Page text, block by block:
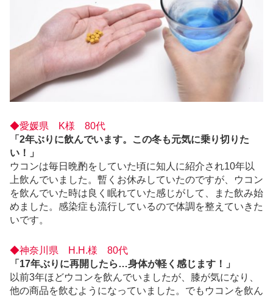
◆愛媛県 K様 80代
「2年ぶりに飲んでいます。この冬も元気に乗り切りた
い！」
ウコンは毎日晩酌をしていた頃に知人に紹介され10年以
上飲んでいました。暫くお休みしていたのですが、ウコン
を飲んでいた時は良く眠れていた感じがして、また飲み始
めました。感染症も流行しているので体調を整えていきた
いです。
◆神奈川県 H.H.様 80代
「17年ぶりに再開したら…身体が軽く感じます！」
以前3年ほどウコンを飲んでいましたが、膝が気になり、
他の商品を飲むようになっていました。でもウコンを飲ん